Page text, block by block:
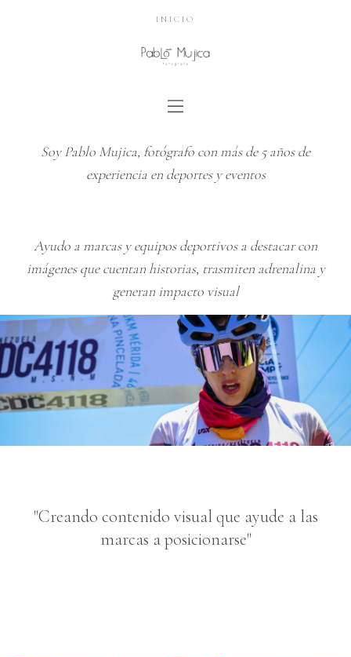
INICIO
Soy Pablo Mujica, fotógrafo con más de 5 años de
experiencia en deportes y eventos
Ayudo a marcas y equipos deportivos a destacar con
imágenes que cuentan historias, trasmiten adrenalina y
generan impacto visual
"Creando contenido visual que ayude a las
marcas a posicionarse"